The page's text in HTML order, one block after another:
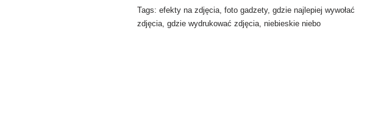
Tags:efekty na zdjęcia,foto gadzety,gdzie najlepiej wywołać
zdjęcia,gdzie wydrukować zdjęcia,niebieskie niebo